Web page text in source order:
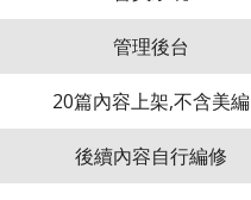
管理後台
20篇內容上架,不含美編
後續內容自行編修